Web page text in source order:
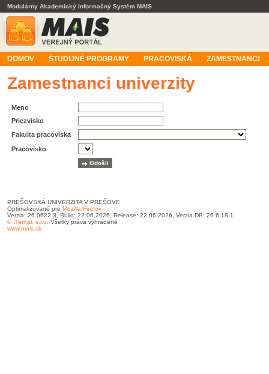
Modulárny Akademický Informačný Systém MAIS
DOMOV ŠTUDIJNÉ PROGRAMY PRACOVISKÁ ZAMESTNANCI
Zamestnanci univerzity
Meno
Priezvisko
Fakulta pracoviska
Pracovisko
PREŠOVSKÁ UNIVERZITA V PREŠOVE
Optimalizované pre Mozilla Firefox
Verzia: 26.0622.3, Build: 22.06.2026, Release: 22.06.2026, Verzia DB: 26.6.18.1
© ITernal, s.r.o. Všetky práva vyhradené
www.mais.sk